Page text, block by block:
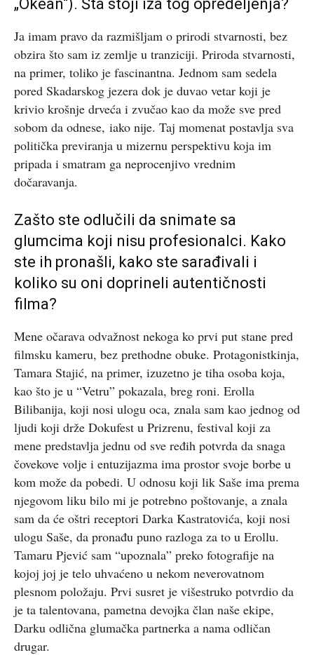
„Okean“). Šta stoji iza tog opredeljenja?
Ja imam pravo da razmišljam o prirodi stvarnosti, bez
obzira što sam iz zemlje u tranziciji. Priroda stvarnosti,
na primer, toliko je fascinantna. Jednom sam sedela
pored Skadarskog jezera dok je duvao vetar koji je
krivio krošnje drveća i zvučao kao da može sve pred
sobom da odnese, iako nije. Taj momenat postavlja sva
politička previranja u mizernu perspektivu koja im
pripada i smatram ga neprocenjivo vrednim
dočaravanja.
Zašto ste odlučili da snimate sa
glumcima koji nisu profesionalci. Kako
ste ih pronašli, kako ste sarađivali i
koliko su oni doprineli autentičnosti
filma?
Mene očarava odvažnost nekoga ko prvi put stane pred
filmsku kameru, bez prethodne obuke. Protagonistkinja,
Tamara Stajić, na primer, izuzetno je tiha osoba koja,
kao što je u “Vetru” pokazala, breg roni. Erolla
Bilibanija, koji nosi ulogu oca, znala sam kao jednog od
ljudi koji drže Dokufest u Prizrenu, festival koji za
mene predstavlja jednu od sve ređih potvrda da snaga
čovekove volje i entuzijazma ima prostor svoje borbe u
kom može da pobedi. U odnosu koji lik Saše ima prema
njegovom liku bilo mi je potrebno poštovanje, a znala
sam da će oštri receptori Darka Kastratovića, koji nosi
ulogu Saše, da pronađu puno razloga za to u Erollu.
Tamaru Pjević sam “upoznala” preko fotografije na
kojoj joj je telo uhvaćeno u nekom neverovatnom
plesnom položaju. Prvi susret je višestruko potvrdio da
je ta talentovana, pametna devojka član naše ekipe,
Darku odlična glumačka partnerka a nama odličan
drugar.